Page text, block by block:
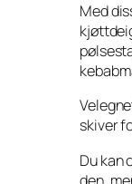
Med
skiver
Du kan